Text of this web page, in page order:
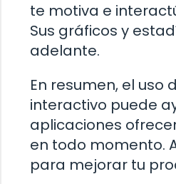
te motiva e
Sus gráficos y
adelante.
En resumen, el
interactivo puede
aplicaciones
en todo momento.
para mejorar tu